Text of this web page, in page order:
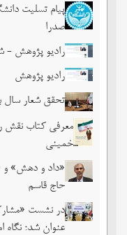
پیام تسلیت
صدرا
رادیو پژوهش -
رادیو پژوهش
تحقق شعار سال
معرفی کتاب نقش
خمینی
«داد و دهش» و
حاج قاسم
در نشست
عنوان شد؛ نگاه